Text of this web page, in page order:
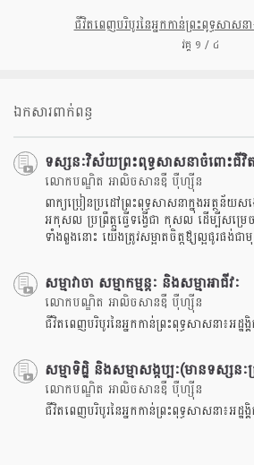
ជីវិតពេញបរិបូរនៃអ្នកកាន់ព្រះពុទ្ធសាសនា
វគ្គ ១ / ៤
ឯកសារពាក់ពន្ធ
ទស្សនៈវិស័យព្រះពុទ្ធសាសនាចំពោះជីវិ
លោកបណ្ឌិត អាលិចសានឌឺ បុឺហ្សុីន
ពាក្យប្រៀនប្រដៅព្រះពុទ្ធសាសនាក្នុងអត្ថន័យស
អកុសល ប្រព្រឹត្តធ្វើទង្វើជា កុសល ដើម្បីសម្រ
ទាំងពួងនោះ យើងត្រូវសម្អាតចិត្តឪ្យល្អផូរផង់ជ
សម្មាវាចា សម្មាកម្មន្តៈ និងសម្មាអាជីវៈ
លោកបណ្ឌិត អាលិចសានឌឺ បុឺហ្សុីន
ជីវិតពេញបរិបូរនៃអ្នកកាន់ព្រះពុទ្ធសាសនា៖អដ្ឋ
សម្មាទិដ្ឋិ និងសម្មាសង្កប្បៈ(មានទស្សនៈ
លោកបណ្ឌិត អាលិចសានឌឺ បុឺហ្សុីន
ជីវិតពេញបរិបូរនៃអ្នកកាន់ព្រះពុទ្ធសាសនា៖អដ្ឋ